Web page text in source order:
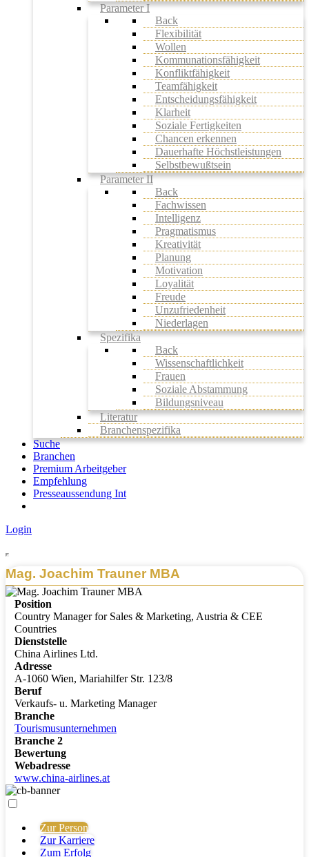
Parameter I
Back
Flexibilität
Wollen
Kommunationsfähigkeit
Konfliktfähigkeit
Teamfähigkeit
Entscheidungsfähigkeit
Klarheit
Soziale Fertigkeiten
Chancen erkennen
Dauerhafte Höchstleistungen
Selbstbewußtsein
Parameter II
Back
Fachwissen
Intelligenz
Pragmatismus
Kreativität
Planung
Motivation
Loyalität
Freude
Unzufriedenheit
Niederlagen
Spezifika
Back
Wissenschaftlichkeit
Frauen
Soziale Abstammung
Bildungsniveau
Literatur
Branchenspezifika
Suche
Branchen
Premium Arbeitgeber
Empfehlung
Presseaussendung Int
Login
Mag. Joachim Trauner MBA
Position
Country Manager for Sales & Marketing, Austria & CEE
Countries
Dienststelle
China Airlines Ltd.
Adresse
A-1060 Wien, Mariahilfer Str. 123/8
Beruf
Verkaufs- u. Marketing Manager
Branche
Tourismusunternehmen
Branche 2
Bewertung
Webadresse
www.china-airlines.at
Zur Person
Zur Karriere
Zum Erfolg